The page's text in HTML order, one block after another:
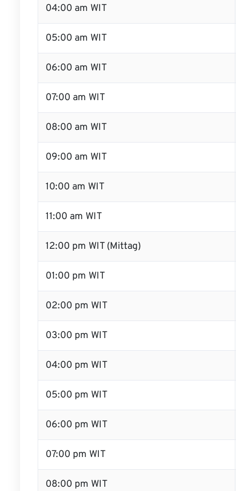
04:00 am WIT
05:00 am WIT
06:00 am WIT
07:00 am WIT
08:00 am WIT
09:00 am WIT
10:00 am WIT
11:00 am WIT
12:00 pm WIT (Mittag)
01:00 pm WIT
02:00 pm WIT
03:00 pm WIT
04:00 pm WIT
05:00 pm WIT
06:00 pm WIT
07:00 pm WIT
08:00 pm WIT